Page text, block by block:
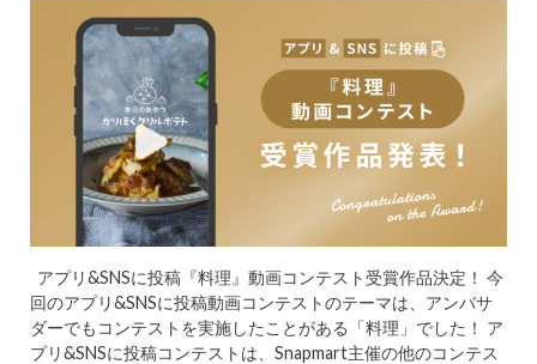
アプリ&SNSに投稿『料理』動画コンテスト受賞作品決定！ 今
回のアプリ&SNSに投稿動画コンテストのテーマは、アンバサ
ダーでもコンテストを実施したことがある「料理」でした！ ア
プリ&SNSに投稿コンテストは、Snapmart主催の他のコンテス